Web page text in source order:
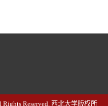
Reserved. 西北大学版权所